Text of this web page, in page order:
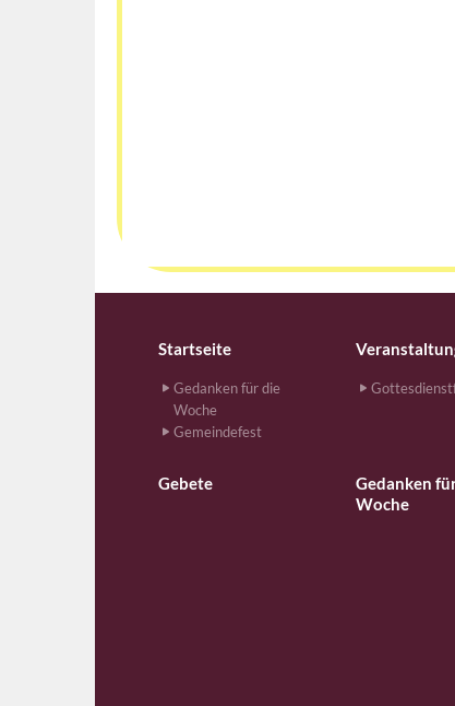
Startseite
Gedanken für die
Woche
Gemeindefest
Gebete
Gedanken
Woche